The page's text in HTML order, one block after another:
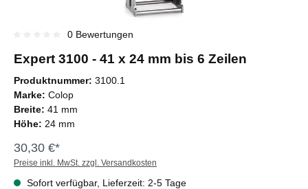
0 Bewertungen
Expert 3100 - 41 x 24 mm bis 6 Zeilen
Produktnummer: 3100.1
Marke: Colop
Breite: 41 mm
Höhe: 24 mm
30,30 €*
Preise inkl. MwSt. zzgl. Versandkosten
Sofort verfügbar, Lieferzeit: 2-5 Tage